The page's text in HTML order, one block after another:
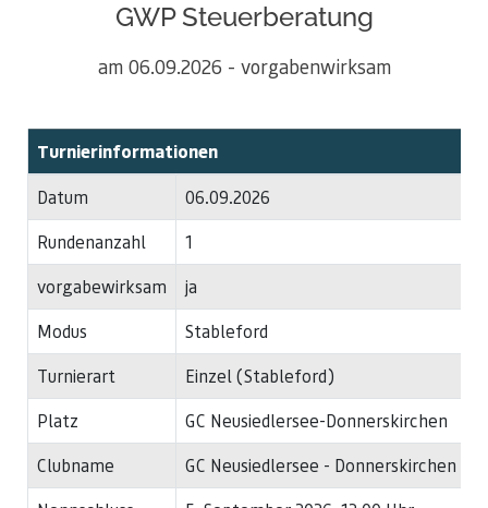
GWP Steuerberatung
am 06.09.2026 - vorgabenwirksam
Turnierinformationen
Datum
06.09.2026
Rundenanzahl
1
vorgabewirksam
ja
Modus
Stableford
Turnierart
Einzel (Stableford)
Platz
GC Neusiedlersee-Donnerskirchen
Clubname
GC Neusiedlersee - Donnerskirchen